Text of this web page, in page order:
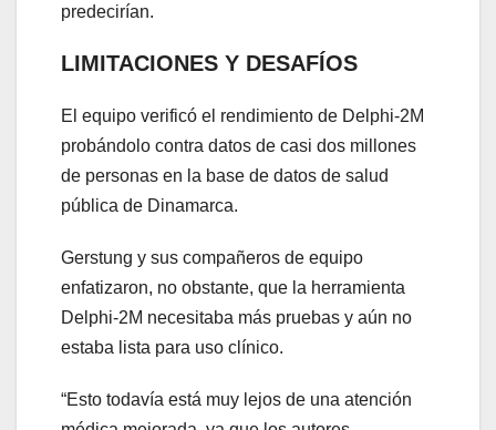
predecirían.
LIMITACIONES Y DESAFÍOS
El equipo verificó el rendimiento de Delphi-2M
probándolo contra datos de casi dos millones
de personas en la base de datos de salud
pública de Dinamarca.
Gerstung y sus compañeros de equipo
enfatizaron, no obstante, que la herramienta
Delphi-2M necesitaba más pruebas y aún no
estaba lista para uso clínico.
“Esto todavía está muy lejos de una atención